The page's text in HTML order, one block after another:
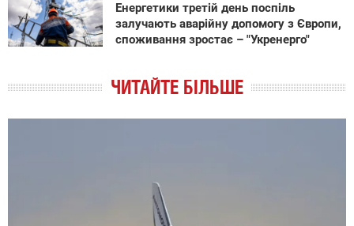
Енергетики третій день поспіль
залучають аварійну допомогу з Європи,
споживання зростає – "Укренерго"
ЧИТАЙТЕ БІЛЬШЕ